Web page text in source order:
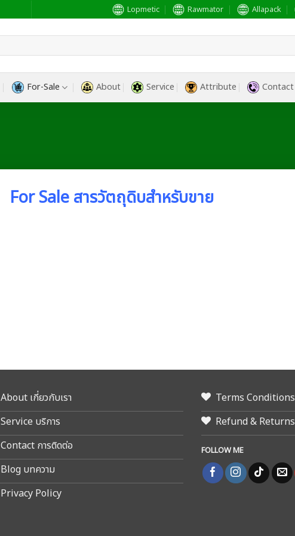
Lopmetic Rawmator Allapack
For-Sale About Service Attribute Contact
For Sale สารวัตถุดิบสำหรับขาย
About เกี่ยวกับเรา
Service บริการ
Contact การติดต่อ
Blog บทความ
Privacy Policy
Terms Conditions
Refund & Returns
FOLLOW ME